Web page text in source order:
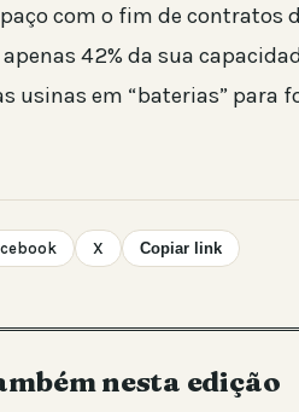
com o fim de contratos
42% da sua
usinas em “baterias” para
X Copiar link
nesta edição